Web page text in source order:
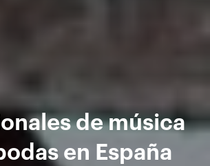
de música
en España